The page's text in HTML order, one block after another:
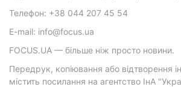
Телефон: +38 044 207 45 54
E-mail: info@focus.ua
FOCUS.UA — більше ніж просто новини.
Передрук, копіювання або відтворення
містить посилання на агентство ІнА